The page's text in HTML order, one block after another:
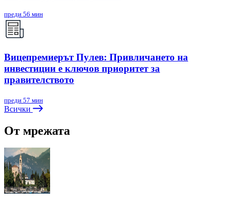
преди 56 мин
Вицепремиерът Пулев: Привличането на
инвестиции е ключов приоритет за
правителството
преди 57 мин
Всички
От мрежата